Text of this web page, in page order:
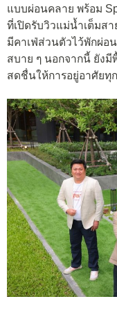
แบบผ่อนคลาย พร้อม
ที่เปิดรับวิวแม่น้ำเต็มส
มีคาเฟ่ส่วนตัวไว้พักผ่อ
สบาย ๆ นอกจากนี้ ยังมี
สดชื่นให้การอยู่อาศัยทุ